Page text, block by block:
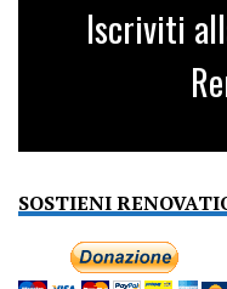
Iscriviti
SOSTIENI